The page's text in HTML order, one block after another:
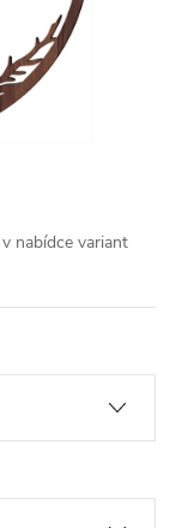
nabídce variant